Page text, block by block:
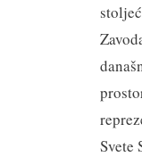
Svete